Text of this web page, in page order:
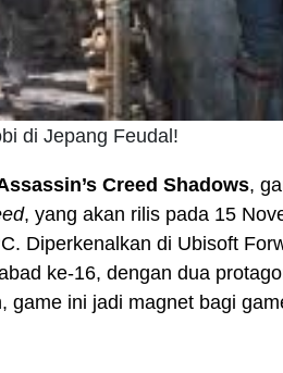
di Jepang Feudal!
Creed Shadows,
, yang akan rilis pada 15
Diperkenalkan di Ubisoft
ke-16, dengan dua
game ini jadi magnet bagi